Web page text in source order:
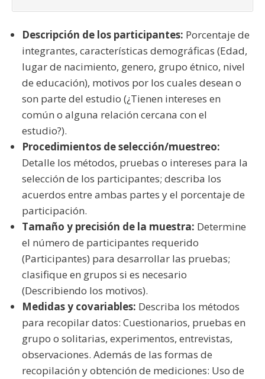
Descripción de los participantes: Porcentaje de
integrantes, características demográficas (Edad,
lugar de nacimiento, genero, grupo étnico, nivel
de educación), motivos por los cuales desean o
son parte del estudio (¿Tienen intereses en
común o alguna relación cercana con el
estudio?).
Procedimientos de selección/muestreo:
Detalle los métodos, pruebas o intereses para la
selección de los participantes; describa los
acuerdos entre ambas partes y el porcentaje de
participación.
Tamaño y precisión de la muestra: Determine
el número de participantes requerido
(Participantes) para desarrollar las pruebas;
clasifique en grupos si es necesario
(Describiendo los motivos).
Medidas y covariables: Describa los métodos
para recopilar datos: Cuestionarios, pruebas en
grupo o solitarias, experimentos, entrevistas,
observaciones. Además de las formas de
recopilación y obtención de mediciones: Uso de